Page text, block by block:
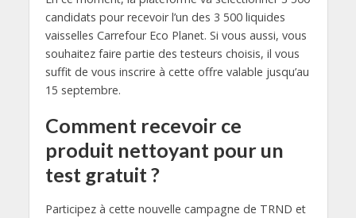
candidats pour recevoir l’un des 3 500 liquides
vaisselles Carrefour Eco Planet. Si vous aussi, vous
souhaitez faire partie des testeurs choisis, il vous
suffit de vous inscrire à cette offre valable jusqu’au
15 septembre.
Comment recevoir ce
produit nettoyant pour un
test gratuit ?
Participez à cette nouvelle campagne de TRND et